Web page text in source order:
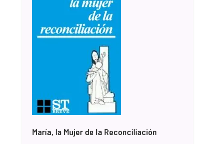
María, la Mujer de la Reconciliación